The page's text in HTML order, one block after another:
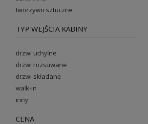
tworzywo sztuczne
TYP WEJŚCIA KABINY
drzwi uchylne
drzwi rozsuwane
drzwi składane
walk-in
inny
CENA